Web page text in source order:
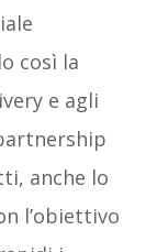
così la
e agli
anche lo
l’obiettivo